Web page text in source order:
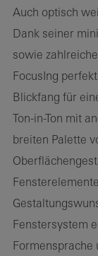
Auch optisch
Dank seiner
sowie
FocusIng
Blickfang für
Ton-in-Ton mit
breiten Palette
Fenstersystem
Formensprache